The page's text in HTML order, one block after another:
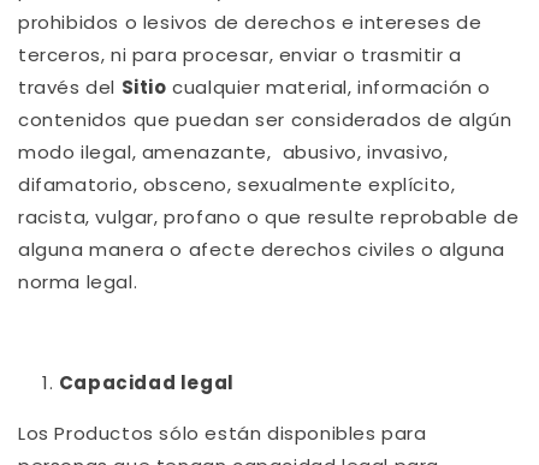
prohibidos o lesivos de derechos e intereses de
terceros, ni para procesar, enviar o trasmitir a
través del Sitio cualquier material, información o
contenidos que puedan ser considerados de algún
modo ilegal, amenazante, abusivo, invasivo,
difamatorio, obsceno, sexualmente explícito,
racista, vulgar, profano o que resulte reprobable de
alguna manera o afecte derechos civiles o alguna
norma legal.
Capacidad legal
Los Productos sólo están disponibles para